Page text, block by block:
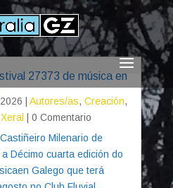
27373 de música en
Autores/as, Creación,
Xeral
| 0 Comentario
Milenario de
Décimo cuarta edición do
Galego que terá